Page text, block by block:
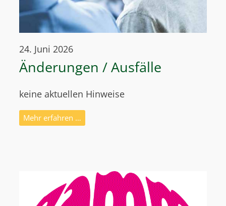
24. Juni 2026
Änderungen / Ausfälle
keine aktuellen Hinweise
Mehr erfahren …